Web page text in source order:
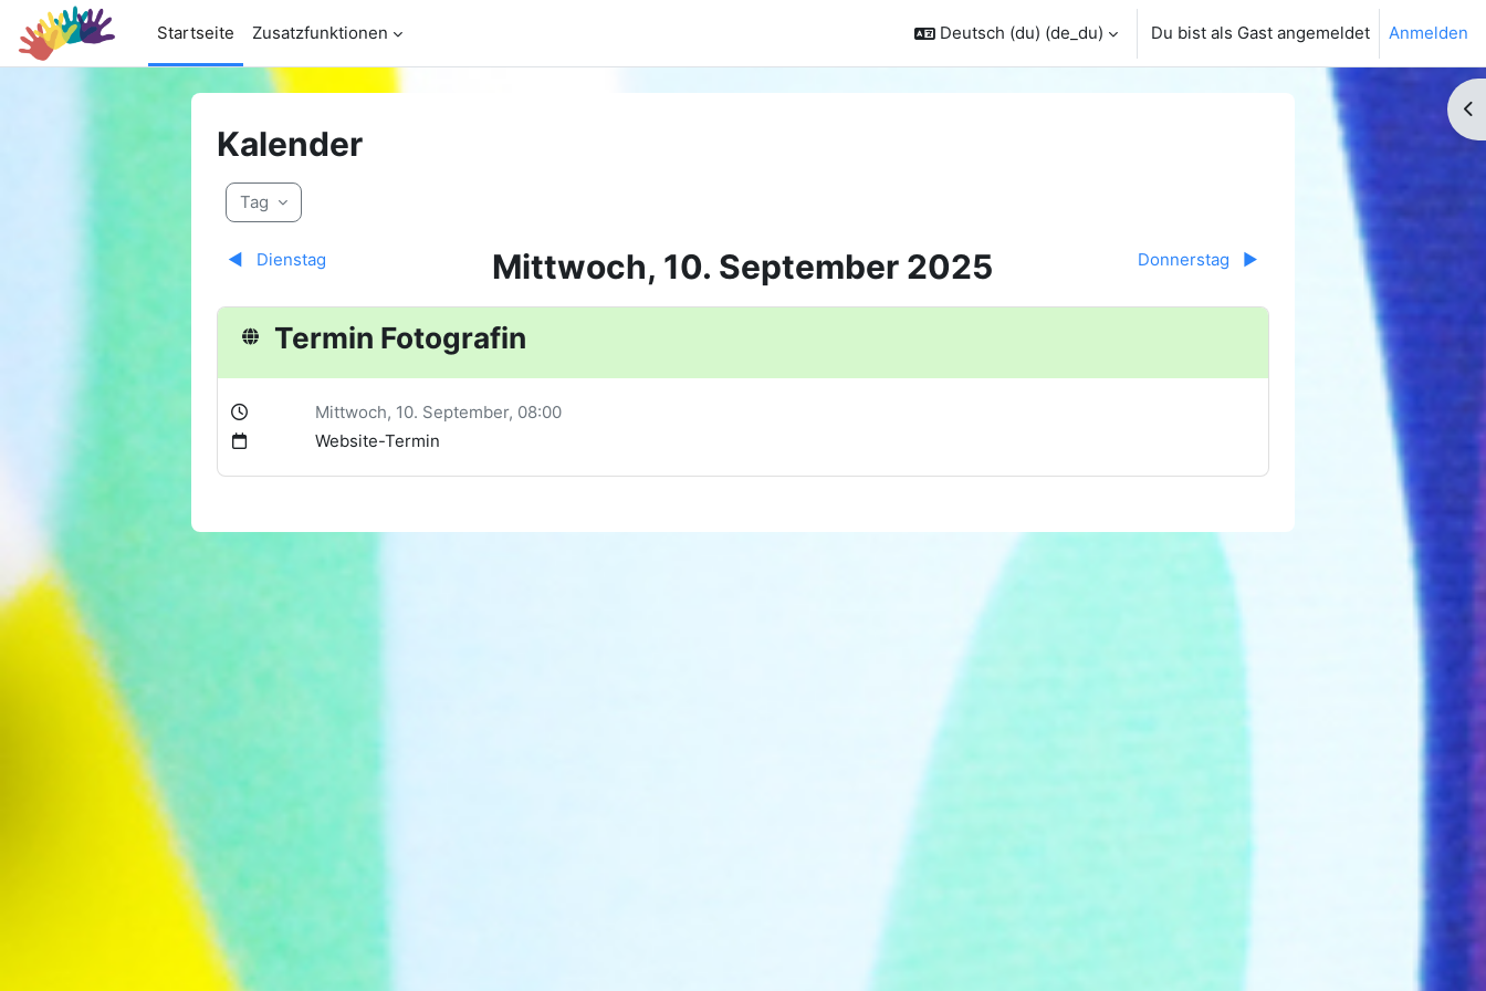
Zum Hauptinhalt
Startseite
Zusatzfunktionen Deutsch (du) ‎(de_du)‎ Du bist als Gast angemeldet Anmelden
Kalender
Tag
◀︎ Dienstag Mittwoch, 10. September 2025 Donnerstag ▶︎
Termin Fotografin
Mittwoch, 10. September, 08:00
Website-Termin